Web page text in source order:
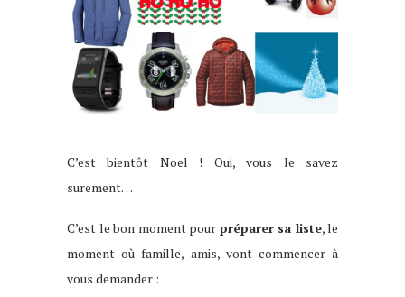
C’est bientôt Noel ! Oui, vous le savez
surement…
C’est le bon moment pour préparer sa liste, le
moment où famille, amis, vont commencer à
vous demander :